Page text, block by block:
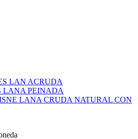
LAN ACRUDA
LANA PEINADA
LANA CRUDA NATURAL CON